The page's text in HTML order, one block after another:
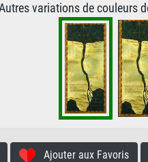
variations de couleurs
Ajouter aux Favoris